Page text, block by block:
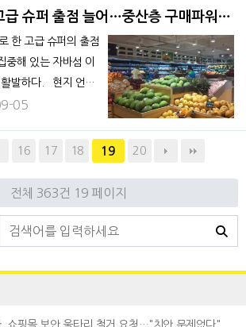
로 나
급 슈퍼 출점 늘어…중산층 구매파워
한 고급 슈퍼의 출점
중해 있는 자바섬 이
. 현지 언론
마하다나 하디야(M
으랑 알람수트라 지역
05
16 17 18 19 20
전체 363건 19 페이지